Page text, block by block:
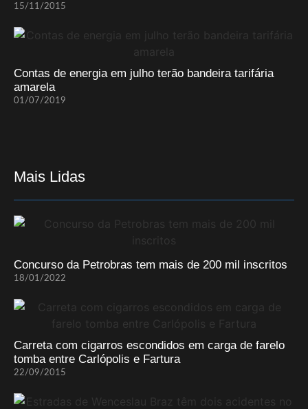
15/11/2015
Contas de energia em julho terão bandeira tarifária
amarela
01/07/2019
Mais Lidas
Concurso da Petrobras tem mais de 200 mil inscritos
18/01/2022
Carreta com cigarros escondidos em carga de farelo
tomba entre Carlópolis e Fartura
22/09/2015